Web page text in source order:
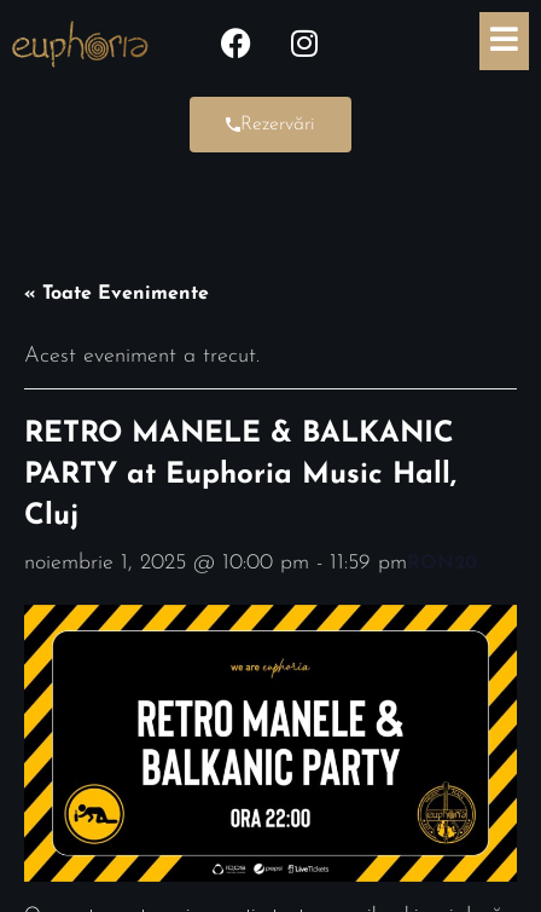
Rezervări
« Toate Evenimente
Acest eveniment a trecut.
RETRO MANELE & BALKANIC
PARTY at Euphoria Music Hall,
Cluj
noiembrie 1, 2025 @ 10:00 pm - 11:59 pm